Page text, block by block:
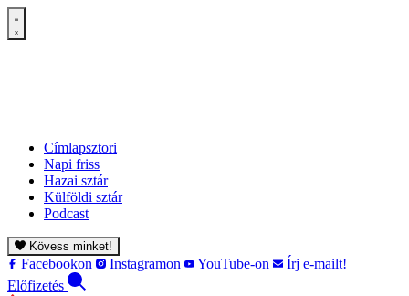
Címlapsztori
Napi friss
Hazai sztár
Külföldi sztár
Podcast
Kövess minket!
Facebookon Instagramon YouTube-on
Írj e-mailt!
Előfizetés